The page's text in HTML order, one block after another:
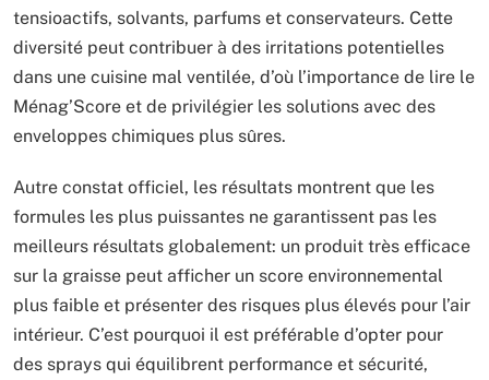
tensioactifs, solvants, parfums et conservateurs. Cette
diversité peut contribuer à des irritations potentielles
dans une cuisine mal ventilée, d’où l’importance de lire le
Ménag’Score et de privilégier les solutions avec des
enveloppes chimiques plus sûres.
Autre constat officiel, les résultats montrent que les
formules les plus puissantes ne garantissent pas les
meilleurs résultats globalement: un produit très efficace
sur la graisse peut afficher un score environnemental
plus faible et présenter des risques plus élevés pour l’air
intérieur. C’est pourquoi il est préférable d’opter pour
des sprays qui équilibrent performance et sécurité,